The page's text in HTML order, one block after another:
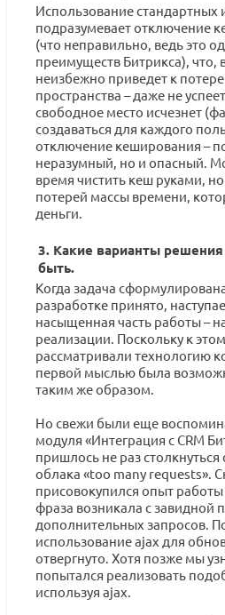
Использование стандартных
подразумевает отключение
(что неправильно, ведь это
преимуществ Битрикса), что,
неизбежно приведет к
пространства – даже не
свободное место исчезнет
создаваться для каждого
отключение кеширования –
неразумный, но и опасный.
время чистить кеш руками,
потерей массы времени,
деньги.
3. Какие варианты
быть.
Когда задача
разработке принято,
насыщенная часть работы –
реализации. Поскольку к
рассматривали технологию
первой мыслью была
таким же образом.
Но свежи были еще
модуля «Интеграция с CRM
пришлось не раз
облака «too many requests».
присовокупился опыт работы
фраза возникала с завидной
дополнительных запросов.
использование ajax для
отвергнуто. Хотя позже мы
попытался реализовать
используя ajax.